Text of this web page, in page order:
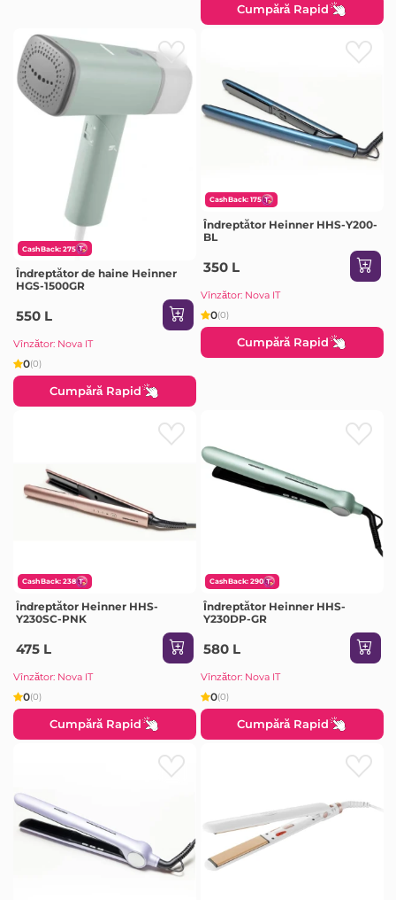
Cumpără Rapid
CashBack: 275
Îndreptător de haine Heinner
HGS-1500GR
550 L
Vînzător: Nova IT
0(0)
Cumpără Rapid
CashBack: 175
Îndreptător Heinner HHS-Y200-
BL
350 L
Vînzător: Nova IT
0(0)
Cumpără Rapid
CashBack: 238
Îndreptător Heinner HHS-
Y230SC-PNK
475 L
Vînzător: Nova IT
0(0)
Cumpără Rapid
CashBack: 290
Îndreptător Heinner HHS-
Y230DP-GR
580 L
Vînzător: Nova IT
0(0)
Cumpără Rapid